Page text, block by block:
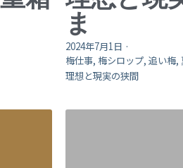
ま
2024年7月1日 ·
梅仕事, 梅シロップ, 追い梅,
理想と現実の狭間